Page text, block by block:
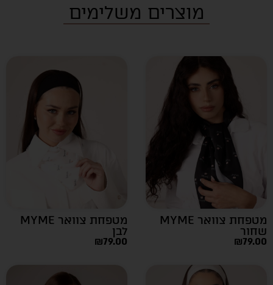
מוצרים משלימים
מטפחת צוואר MYME
שחור
₪79.00
מטפחת צוואר MYME
לבן
₪79.00